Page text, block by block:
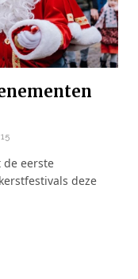
15
de eerste
deze